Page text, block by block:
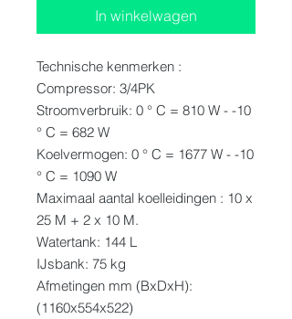
In winkelwagen
Technische kenmerken :
Compressor: 3/4PK
Stroomverbruik: 0 ° C = 810 W - -10
° C = 682 W
Koelvermogen: 0 ° C = 1677 W - -10
° C = 1090 W
Maximaal aantal koelleidingen : 10 x
25 M + 2 x 10 M.
Watertank: 144 L
IJsbank: 75 kg
Afmetingen mm (BxDxH):
(1160x554x522)